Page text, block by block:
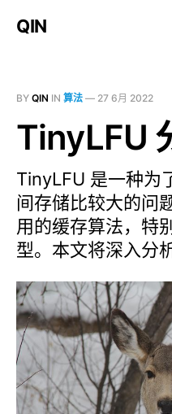
QIN
BY QIN IN 算法 — 27 6月 2022
TinyLFU
TinyLFU 是一种为
间存储比较大的问
用的缓存算法，特
型。本文将深入分